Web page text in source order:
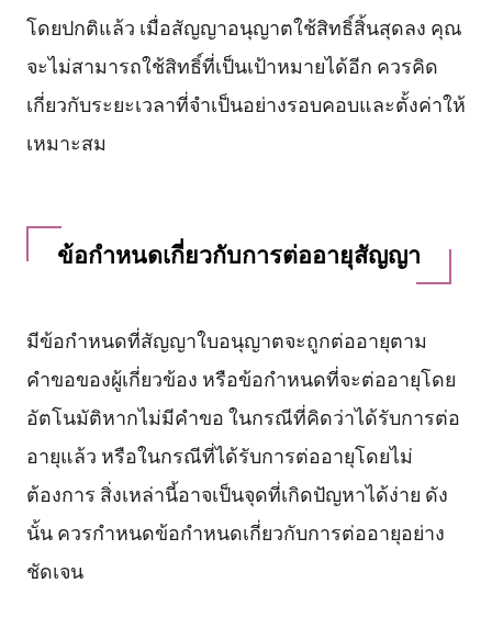
โดยปกติแล้ว เมื่อสัญญาอนุญาตใช้สิทธิ์สิ้นสุดลง คุณ
จะไม่สามารถใช้สิทธิ์ที่เป็นเป้าหมายได้อีก ควรคิด
เกี่ยวกับระยะเวลาที่จำเป็นอย่างรอบคอบและตั้งค่าให้
เหมาะสม
ข้อกำหนดเกี่ยวกับการต่ออายุสัญญา
มีข้อกำหนดที่สัญญาใบอนุญาตจะถูกต่ออายุตาม
คำขอของผู้เกี่ยวข้อง หรือข้อกำหนดที่จะต่ออายุโดย
อัตโนมัติหากไม่มีคำขอ ในกรณีที่คิดว่าได้รับการต่อ
อายุแล้ว หรือในกรณีที่ได้รับการต่ออายุโดยไม่
ต้องการ สิ่งเหล่านี้อาจเป็นจุดที่เกิดปัญหาได้ง่าย ดัง
นั้น ควรกำหนดข้อกำหนดเกี่ยวกับการต่ออายุอย่าง
ชัดเจน